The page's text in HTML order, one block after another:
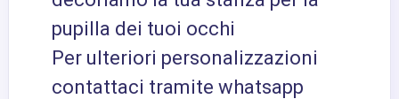
pupilla dei tuoi occhi
Per ulteriori personalizzazioni
contattaci tramite whatsapp